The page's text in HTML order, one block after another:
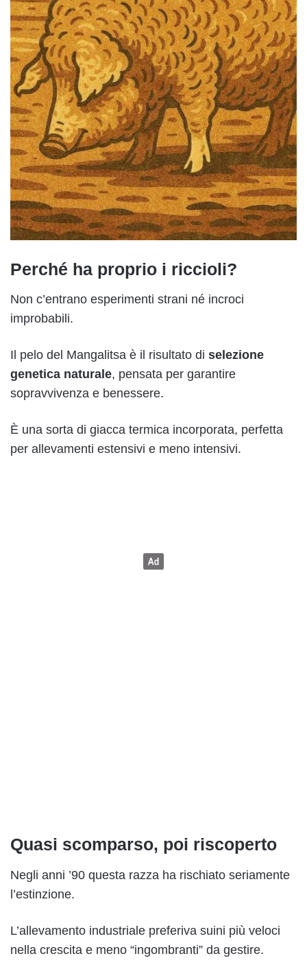
Perché ha proprio i riccioli?
Non c’entrano esperimenti strani né incroci
improbabili.
Il pelo del Mangalitsa è il risultato di selezione
genetica naturale, pensata per garantire
sopravvivenza e benessere.
È una sorta di giacca termica incorporata, perfetta
per allevamenti estensivi e meno intensivi.
Quasi scomparso, poi riscoperto
Negli anni ’90 questa razza ha rischiato seriamente
l’estinzione.
L’allevamento industriale preferiva suini più veloci
nella crescita e meno “ingombranti” da gestire.